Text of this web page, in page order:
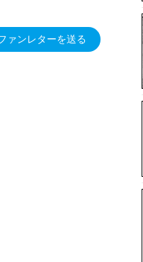
ァンレターを送る